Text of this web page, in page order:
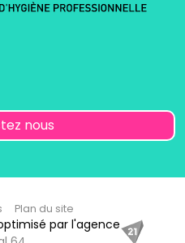
nous
Plan du site
par l'agence